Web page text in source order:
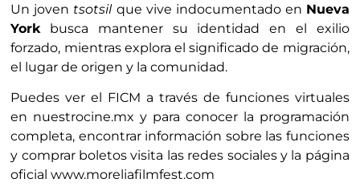
Un joven tsotsilque vive indocumentado en Nueva
York busca mantener su identidad en el exilio
forzado, mientras explora el significado de migración,
el lugar de origen y la comunidad.
Puedes ver el FICM a través de funciones virtuales
en nuestrocine.mx y para conocer la programación
completa, encontrar información sobre las funciones
y comprar boletos visita las redes sociales y la página
oficial www.moreliafilmfest.com